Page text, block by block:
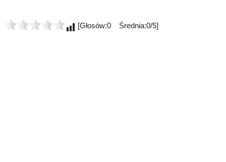
[Głosów:0 Średnia:0/5]